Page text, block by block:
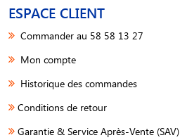
ESPACE CLIENT
Commander au 58 58 13 27
Mon compte
Historique des commandes
Conditions de retour
Garantie & Service Après-Vente (SAV)